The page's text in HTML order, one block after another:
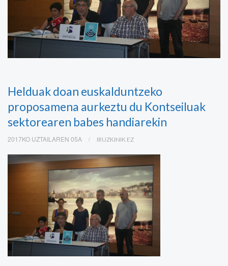
Helduak doan euskalduntzeko
proposamena aurkeztu du Kontseiluak
sektorearen babes handiarekin
2017KO UZTAILAREN 05A IRUZKINIK EZ